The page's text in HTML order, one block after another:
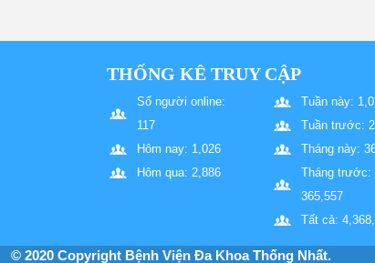
THỐNG KÊ TRUY CẬP
Số người online:
117
Hôm nay: 1,026
Hôm qua: 2,886
Tuần này:
Tuần trước:
Tháng này:
Tháng trước:
365,557
Tất cả:
© 2020 Copyright Bệnh Viện Đa Khoa Thống Nhất.